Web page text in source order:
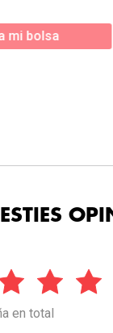
mi bolsa
en total